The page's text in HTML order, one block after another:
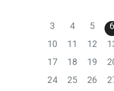
3
4 5 6
10
11 12
17
18 19
24
25 26